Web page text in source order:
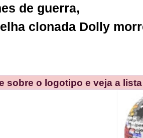
de guerra,
clonada Dolly
sobre o logotipo e veja a